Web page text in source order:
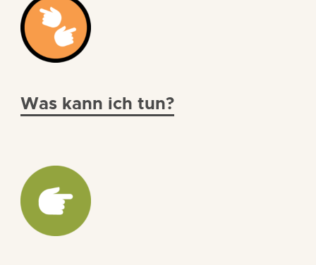
Was kann ich tun?